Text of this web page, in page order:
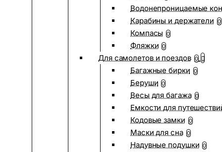
Водонепроницаемые
Карабины и держатели 0
Компасы 0
Фляжки 0
Для самолетов и поездов 0
Багажные бирки 0
Беруши 0
Весы для багажа 0
Емкости для
Кодовые замки 0
Маски для сна 0
Надувные подушки 0